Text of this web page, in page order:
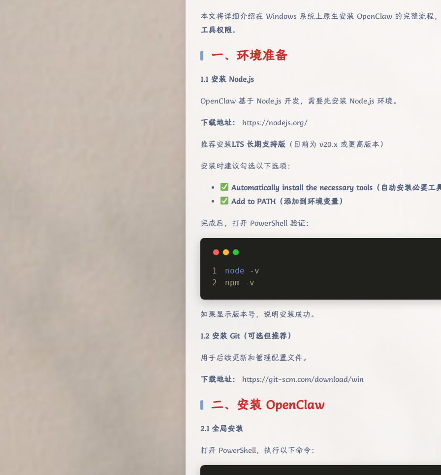
本文将详细介绍在 Windows 系统上原生安装 OpenClaw 的完整流
工具权限。
一、环境准备
1.1 安装 Node.js
OpenClaw 基于 Node.js 开发，需要先安装 Node.js 环境。
下载地址： https://nodejs.org/
推荐安装LTS 长期支持版 （目前为 v20.x 或更高版本）
安装时建议勾选以下选项：
Automatically install the necessary tools（自动安装必要工
Add to PATH（添加到环境变量）
完成后，打开 PowerShell 验证：
node -v
npm -v
如果显示版本号，说明安装成功。
1.2 安装 Git（可选但推荐）
用于后续更新和管理配置文件。
下载地址： https://git-scm.com/download/win
二、 安装 OpenClaw
2.1 全局安装
打开 PowerShell，执行以下命令：